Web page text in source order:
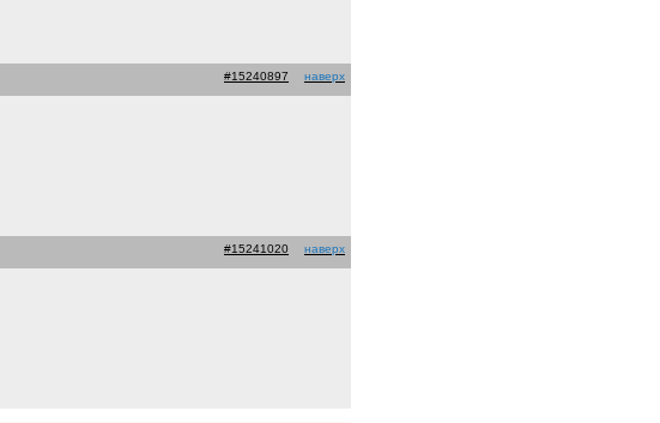
#15240897 наверх
#15241020 наверх